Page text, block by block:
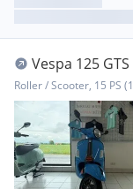
Vespa 125 GTS
Roller / Scooter, 15 PS